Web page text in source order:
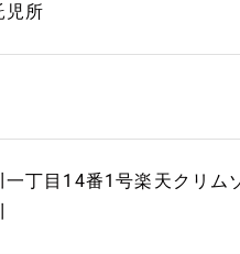
児所
丁目14番1号楽天クリム